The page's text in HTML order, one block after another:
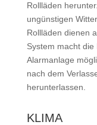
Rollläden
ungünstigen
Rollläden dienen
System macht
Alarmanlage
nach dem
herunterlassen.
KLIMA